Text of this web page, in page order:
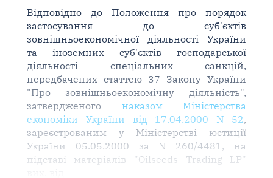
Відповідно до Положення про порядок
застосування до суб'єктів
зовнішньоекономічної діяльності України
та іноземних суб'єктів господарської
діяльності спеціальних санкцій,
передбачених статтею 37 Закону України
"Про зовнішньоекономічну діяльність",
затвердженого наказом Міністерства
економіки України від 17.04.2000 N 52,
зареєстрованим у Міністерстві юстиції
України 05.05.2000 за N 260/4481, на
підставі матеріалів "Oilseeds Trading LP"